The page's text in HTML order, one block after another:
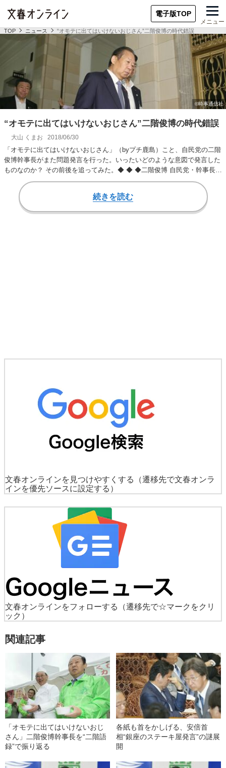
電子版TOP
メニュー
TOP ニュース “オモテに出てはいけないおじさん”二階俊博の時代錯誤
“オモテに出てはいけないおじさん”二階俊博の時代錯誤
大山 くまお 2018/06/30
「オモテに出てはいけないおじさん」（byプチ鹿島）こと、自民党の二階
俊博幹事長がまた問題発言を行った。いったいどのような意図で発言した
ものなのか？ その前後を追ってみた。◆ ◆ ◆二階俊博 自民党・幹事長
「この頃、子…
続きを読む
文春オンラインを見つけやすくする
（遷移先で文春オンラ
インを優先ソースに設定する）
文春オンラインをフォローする
（遷移先で☆マークをクリ
ック）
関連記事
「オモテに出てはいけないおじ
さん」二階俊博幹事長を“二階語
録”で振り返る
各紙も首をかしげる、安倍首
相“銀座のステーキ屋発言”の謎展
開